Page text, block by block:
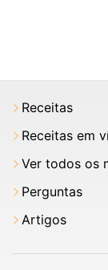
Receitas
Receitas em
Ver todos os
Perguntas
Artigos